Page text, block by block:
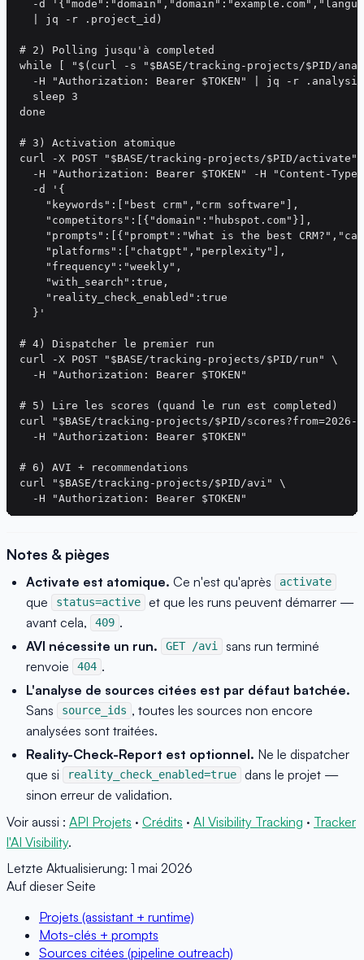
-d
  | jq -r .project_id)
# 2) Polling jusqu'à completed
while [ "$(curl -s "$BASE/tracking-projects/$PID/
-H "Authorization: Bearer $TOKEN" | jq -r
  sleep 3
done
# 3) Activation atomique
curl -X POST "$BASE/tracking-projects/$PID/
-H "Authorization: Bearer $TOKEN" -H "Content-
  -d '{
    "keywords":["best crm","crm software"],
    "competitors":[{"domain":"hubspot.com"}],
"prompts":[{"prompt":"What is the best
    "platforms":["chatgpt","perplexity"],
    "frequency":"weekly",
    "with_search":true,
    "reality_check_enabled":true
  }'
# 4) Dispatcher le premier run
curl -X POST "$BASE/tracking-projects/$PID/run" \
  -H "Authorization: Bearer $TOKEN"
# 5) Lire les scores (quand le run est completed)
curl "$BASE/tracking-projects/$PID/
  -H "Authorization: Bearer $TOKEN"
# 6) AVI + recommendations
curl "$BASE/tracking-projects/$PID/avi" \
Notes & pièges
Activate est atomique. Ce n'est qu'après activate
que status=active
et que les runs peuvent démarrer —
avant cela,
409 .
AVI nécessite un run.
GET /avi
sans run terminé
renvoie
404 .
L'analyse de sources citées est par défaut batchée.
Sans
source_ids , toutes les sources non encore
analysées sont traitées.
Reality-Check-Report est optionnel. Ne le dispatcher
que si
reality_check_enabled=true
dans le projet —
sinon erreur de validation.
Voir aussi : API Projets · Crédits · AI Visibility Tracking · Tracker
l'AI Visibility.
Letzte Aktualisierung: 1 mai 2026
Auf dieser Seite
Projets (assistant + runtime)
Mots-clés + prompts
Sources citées (pipeline outreach)